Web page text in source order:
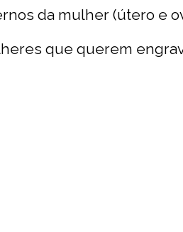
da mulher (útero e
que querem